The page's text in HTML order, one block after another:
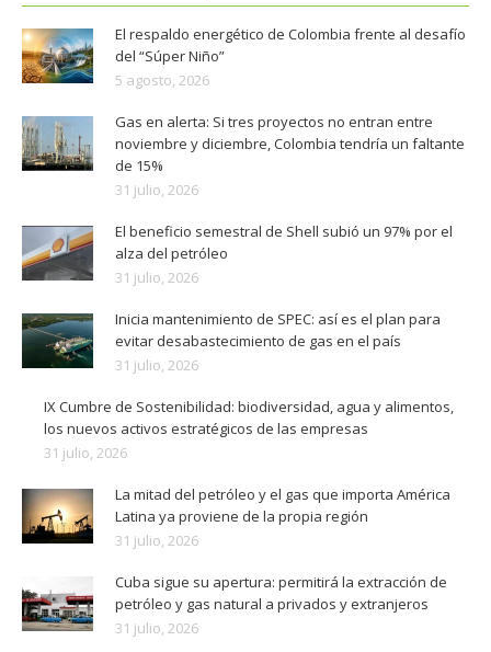
El respaldo energético de Colombia frente al desafío
del “Súper Niño”
5 agosto, 2026
Gas en alerta: Si tres proyectos no entran entre
noviembre y diciembre, Colombia tendría un faltante
de 15%
31 julio, 2026
El beneficio semestral de Shell subió un 97% por el
alza del petróleo
31 julio, 2026
Inicia mantenimiento de SPEC: así es el plan para
evitar desabastecimiento de gas en el país
31 julio, 2026
IX Cumbre de Sostenibilidad: biodiversidad, agua y alimentos,
los nuevos activos estratégicos de las empresas
31 julio, 2026
La mitad del petróleo y el gas que importa América
Latina ya proviene de la propia región
31 julio, 2026
Cuba sigue su apertura: permitirá la extracción de
petróleo y gas natural a privados y extranjeros
31 julio, 2026